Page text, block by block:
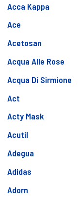
Acca Kappa
Ace
Acetosan
Acqua Alle Rose
Acqua Di Sirmione
Act
Acty Mask
Acutil
Adegua
Adidas
Adorn